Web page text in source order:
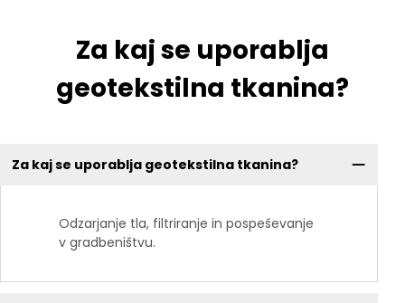
Za kaj se uporablja
geotekstilna tkanina?
Za kaj se uporablja geotekstilna tkanina?
Odzarjanje tla, filtriranje in pospeševanje
v gradbeništvu.